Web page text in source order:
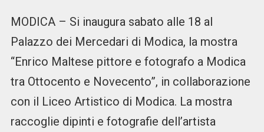
MODICA – Si inaugura sabato alle 18 al
Palazzo dei Mercedari di Modica, la mostra
“Enrico Maltese pittore e fotografo a Modica
tra Ottocento e Novecento”, in collaborazione
con il Liceo Artistico di Modica. La mostra
raccoglie dipinti e fotografie dell’artista